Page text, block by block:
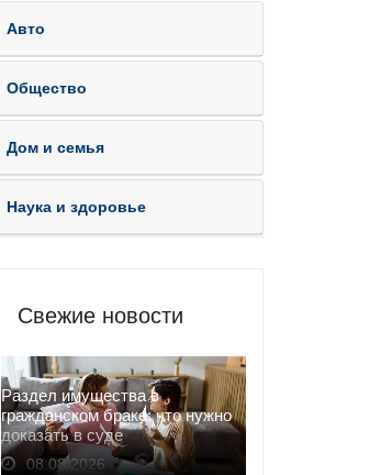
Авто
Общество
Дом и семья
Наука и здоровье
Свежие новости
Раздел имущества в
гражданском браке: что нужно
доказать в суде
08.08.2026